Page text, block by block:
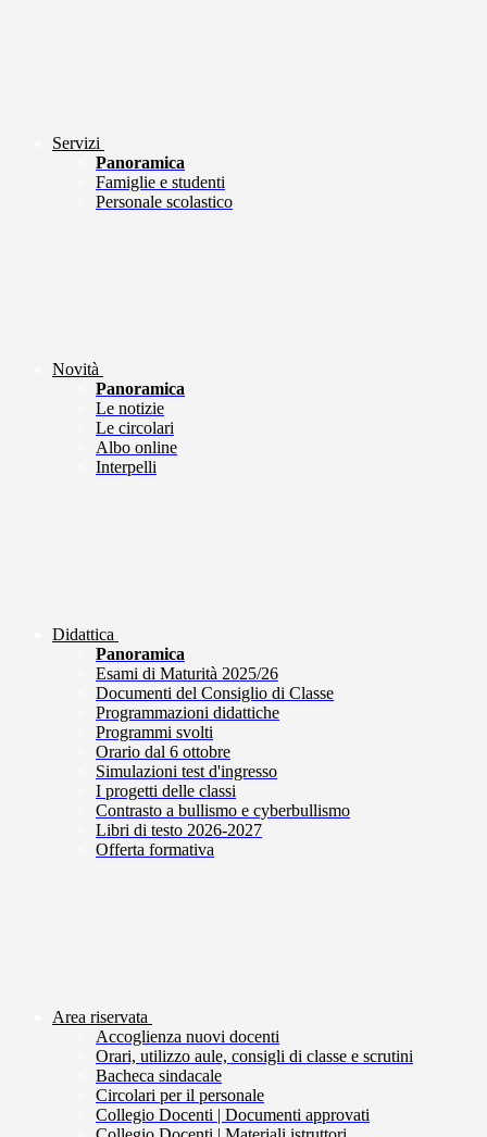
Servizi
Panoramica
Famiglie e studenti
Personale scolastico
Novità
Panoramica
Le notizie
Le circolari
Albo online
Interpelli
Didattica
Panoramica
Esami di Maturità 2025/26
Documenti del Consiglio di Classe
Programmazioni didattiche
Programmi svolti
Orario dal 6 ottobre
Simulazioni test d'ingresso
I progetti delle classi
Contrasto a bullismo e cyberbullismo
Libri di testo 2026-2027
Offerta formativa
Area riservata
Accoglienza nuovi docenti
Orari, utilizzo aule, consigli di classe e scrutini
Bacheca sindacale
Circolari per il personale
Collegio Docenti | Documenti approvati